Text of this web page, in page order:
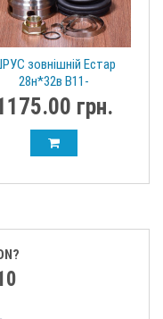
зовнішній Естар
28н*32в B11-
XLB3AC2203030G
грн.